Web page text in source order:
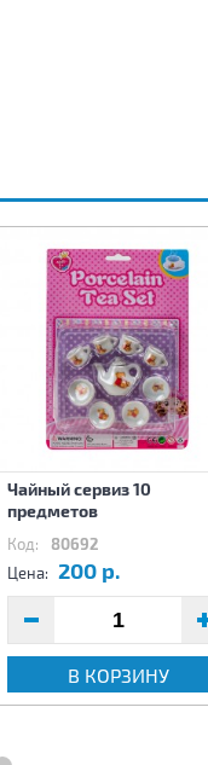
Чайный сервиз 10
предметов
Код: 80692
Цена: 200 р.
В КОРЗИНУ